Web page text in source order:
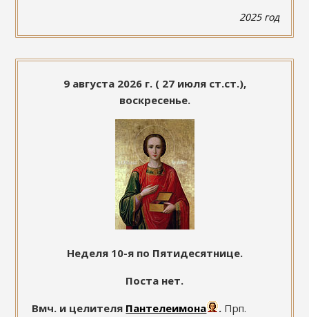
2025 год
9 августа 2026 г. ( 27 июля ст.ст.),
воскресенье.
Неделя 10-я по Пятидесятнице.
Поста нет.
Вмч. и целителя Пантелеимона . Прп.